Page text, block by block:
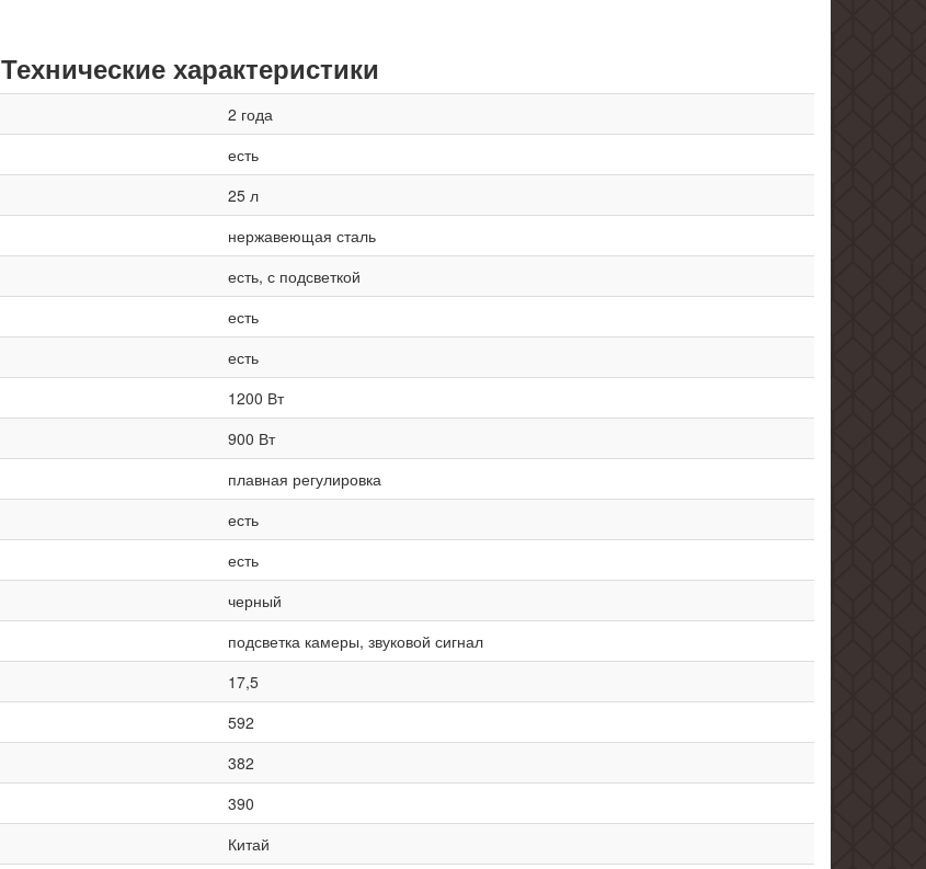
Технические характеристики
2 года
есть
25 л
нержавеющая сталь
есть, с подсветкой
есть
есть
1200 Вт
900 Вт
плавная регулировка
есть
есть
черный
подсветка камеры, звуковой сигнал
17,5
592
382
390
Китай